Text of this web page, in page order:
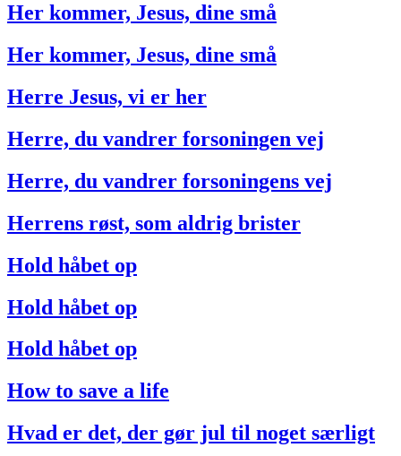
Her kommer, Jesus, dine små
Her kommer, Jesus, dine små
Herre Jesus, vi er her
Herre, du vandrer forsoningen vej
Herre, du vandrer forsoningens vej
Herrens røst, som aldrig brister
Hold håbet op
Hold håbet op
Hold håbet op
How to save a life
Hvad er det, der gør jul til noget særligt